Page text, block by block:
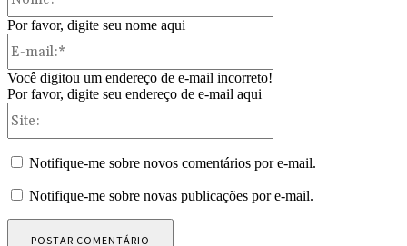
Por favor, digite seu nome aqui
Você digitou um endereço de e-mail incorreto!
Por favor, digite seu endereço de e-mail aqui
Notifique-me sobre novos comentários por e-mail.
Notifique-me sobre novas publicações por e-mail.